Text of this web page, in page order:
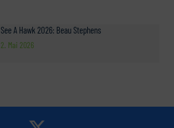
See A Hawk 2026: Beau Stephens
2. Mai 2026